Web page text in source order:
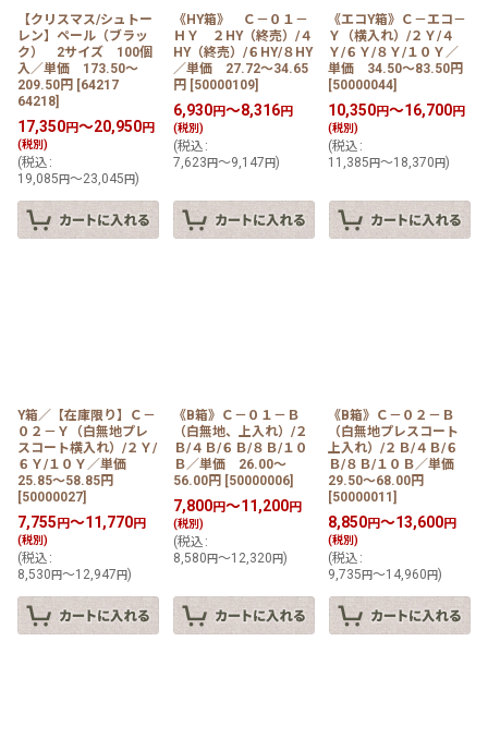
並び順:
絞り込む
【クリスマス/シュトー
レン】ペール（ブラッ
ク） 2サイズ 100個
入／単価 173.50〜
209.50円 [64217
64218]
17,350円～20,950円
(税別)
(税込 :
19,085 円～23,045 円)
《HY箱》 Ｃ－０１－
ＨＹ ２HY（終売）/４
HY（終売）/６HY/８HY
／単価 27.72〜34.65
円 [50000109]
6,930円～8,316円
(税別)
(税込 :
7,623 円～9,147 円)
《エコY箱》Ｃ－エコ－
Ｙ（横入れ）/２Ｙ/４
Ｙ/６Ｙ/８Ｙ/１０Ｙ／
単価 34.50〜83.50円
[50000044]
10,350円～16,700円
(税別)
(税込 :
11,385円～18,370円)
Y箱／【在庫限り】Ｃ－
０２－Ｙ（白無地プレ
スコート横入れ）/２Ｙ/
６Ｙ/１０Ｙ／単価
25.85〜58.85円
[50000027]
7,755 円～11,770円
(税別)
(税込 :
8,530 円～12,947 円)
《B箱》Ｃ－０１－Ｂ
（白無地、上入れ）/２
Ｂ/４Ｂ/６Ｂ/８Ｂ/１０
Ｂ／単価 26.00〜
56.00円 [50000006]
7,800円～11,200円
(税別)
(税込 :
8,580 円～12,320 円)
《B箱》Ｃ－０２－Ｂ
（白無地プレスコート
上入れ）/２Ｂ/４Ｂ/６
Ｂ/８Ｂ/１０Ｂ／単価
29.50〜68.00円
[50000011]
8,850円～13,600円
(税別)
(税込 :
9,735円～14,960円)